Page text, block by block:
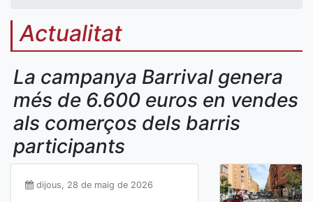
Actualitat
La campanya Barrival genera
més de 6.600 euros en vendes
als comerços dels barris
participants
dijous, 28 de maig de 2026